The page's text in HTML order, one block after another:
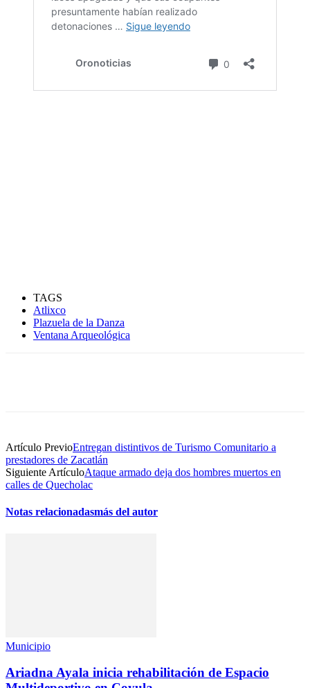
TAGS
Atlixco
Plazuela de la Danza
Ventana Arqueológica
Artículo PrevioEntregan distintivos de Turismo Comunitario a
prestadores de Zacatlán
Siguiente ArtículoAtaque armado deja dos hombres muertos en
calles de Quecholac
Notas relacionadasmás del autor
Municipio
Ariadna Ayala inicia rehabilitación de Espacio